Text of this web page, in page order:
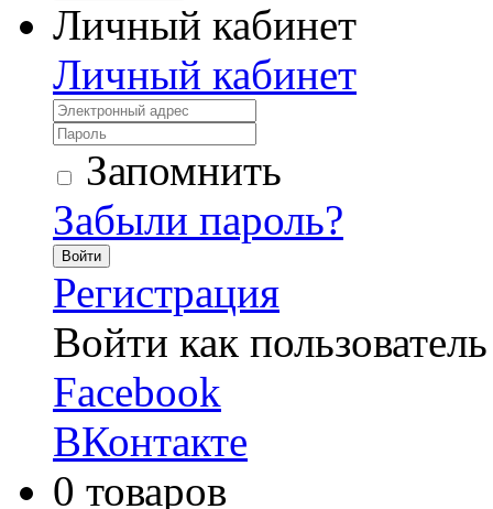
Личный кабинет
Личный кабинет
Запомнить
Забыли пароль?
Войти
Регистрация
Войти как пользователь
Facebook
ВКонтакте
0 товаров